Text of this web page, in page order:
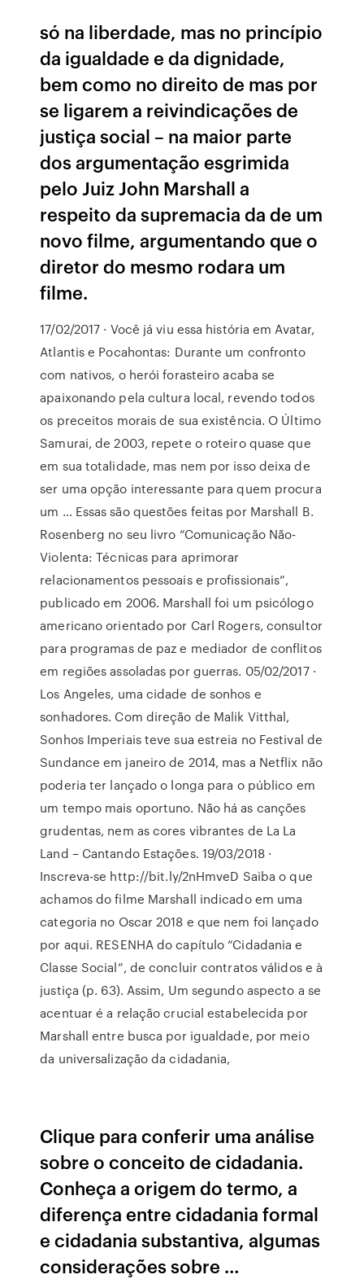
só na liberdade, mas no princípio
da igualdade e da dignidade,
bem como no direito de mas por
se ligarem a reivindicações de
justiça social – na maior parte
dos argumentação esgrimida
pelo Juiz John Marshall a
respeito da supremacia da de um
novo filme, argumentando que o
diretor do mesmo rodara um
filme.
17/02/2017 · Você já viu essa história em Avatar,
Atlantis e Pocahontas: Durante um confronto
com nativos, o herói forasteiro acaba se
apaixonando pela cultura local, revendo todos
os preceitos morais de sua existência. O Último
Samurai, de 2003, repete o roteiro quase que
em sua totalidade, mas nem por isso deixa de
ser uma opção interessante para quem procura
um … Essas são questões feitas por Marshall B.
Rosenberg no seu livro “Comunicação Não-
Violenta: Técnicas para aprimorar
relacionamentos pessoais e profissionais”,
publicado em 2006. Marshall foi um psicólogo
americano orientado por Carl Rogers, consultor
para programas de paz e mediador de conflitos
em regiões assoladas por guerras. 05/02/2017 ·
Los Angeles, uma cidade de sonhos e
sonhadores. Com direção de Malik Vitthal,
Sonhos Imperiais teve sua estreia no Festival de
Sundance em janeiro de 2014, mas a Netflix não
poderia ter lançado o longa para o público em
um tempo mais oportuno. Não há as canções
grudentas, nem as cores vibrantes de La La
Land – Cantando Estações. 19/03/2018 ·
Inscreva-se http://bit.ly/2nHmveD Saiba o que
achamos do filme Marshall indicado em uma
categoria no Oscar 2018 e que nem foi lançado
por aqui. RESENHA do capítulo “Cidadania e
Classe Social”, de concluir contratos válidos e à
justiça (p. 63). Assim, Um segundo aspecto a se
acentuar é a relação crucial estabelecida por
Marshall entre busca por igualdade, por meio
da universalização da cidadania,
Clique para conferir uma análise
sobre o conceito de cidadania.
Conheça a origem do termo, a
diferença entre cidadania formal
e cidadania substantiva, algumas
considerações sobre …